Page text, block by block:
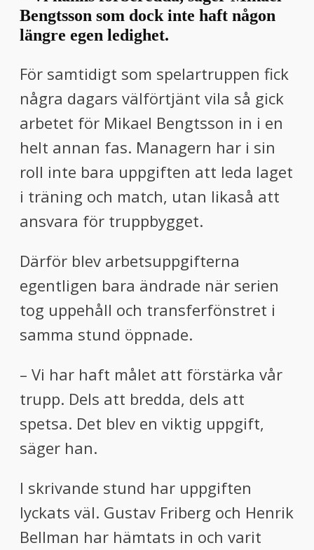
Bengtsson som dock inte haft någon
längre egen ledighet.
För samtidigt som spelartruppen fick
några dagars välförtjänt vila så gick
arbetet för Mikael Bengtsson in i en
helt annan fas. Managern har i sin
roll inte bara uppgiften att leda laget
i träning och match, utan likaså att
ansvara för truppbygget.
Därför blev arbetsuppgifterna
egentligen bara ändrade när serien
tog uppehåll och transferfönstret i
samma stund öppnade.
– Vi har haft målet att förstärka vår
trupp. Dels att bredda, dels att
spetsa. Det blev en viktig uppgift,
säger han.
I skrivande stund har uppgiften
lyckats väl. Gustav Friberg och Henrik
Bellman har hämtats in och varit